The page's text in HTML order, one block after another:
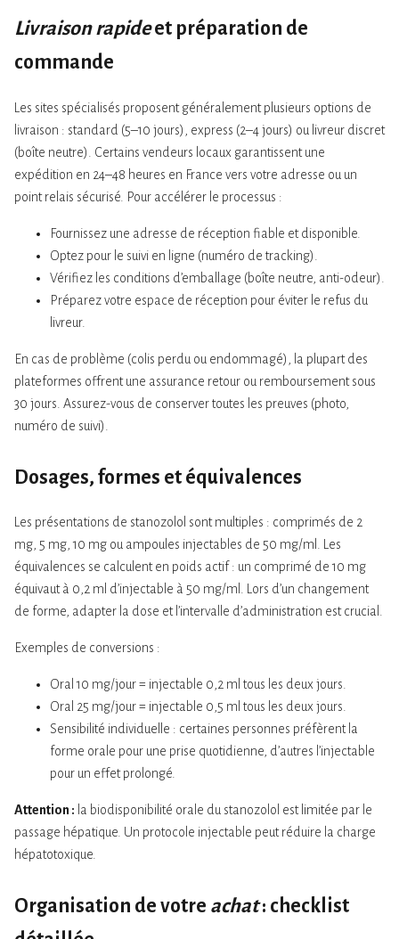
Livraison rapideet préparation de
commande
Les sites spécialisés proposent généralement plusieurs options de
livraison : standard (5–10 jours), express (2–4 jours) ou livreur discret
(boîte neutre). Certains vendeurs locaux garantissent une
expédition en 24–48 heures en France vers votre adresse ou un
point relais sécurisé. Pour accélérer le processus :
Fournissez une adresse de réception fiable et disponible.
Optez pour le suivi en ligne (numéro de tracking).
Vérifiez les conditions d’emballage (boîte neutre, anti-odeur).
Préparez votre espace de réception pour éviter le refus du
livreur.
En cas de problème (colis perdu ou endommagé), la plupart des
plateformes offrent une assurance retour ou remboursement sous
30 jours. Assurez-vous de conserver toutes les preuves (photo,
numéro de suivi).
Dosages, formes et équivalences
Les présentations de stanozolol sont multiples : comprimés de 2
mg, 5 mg, 10 mg ou ampoules injectables de 50 mg/ml. Les
équivalences se calculent en poids actif : un comprimé de 10 mg
équivaut à 0,2 ml d’injectable à 50 mg/ml. Lors d’un changement
de forme, adapter la dose et l’intervalle d’administration est crucial.
Exemples de conversions :
Oral 10 mg/jour = injectable 0,2 ml tous les deux jours.
Oral 25 mg/jour = injectable 0,5 ml tous les deux jours.
Sensibilité individuelle : certaines personnes préfèrent la
forme orale pour une prise quotidienne, d’autres l’injectable
pour un effet prolongé.
Attention : la biodisponibilité orale du stanozolol est limitée par le
passage hépatique. Un protocole injectable peut réduire la charge
hépatotoxique.
Organisation de votre achat: checklist